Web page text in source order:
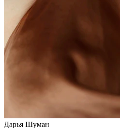
Дарья Шуман